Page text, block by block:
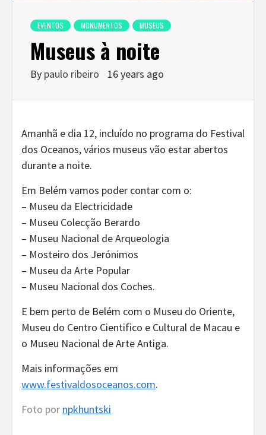
EVENTOS MONUMENTOS MUSEUS
Museus à noite
By paulo ribeiro 16 years ago
Amanhã e dia 12, incluído no programa do Festival
dos Oceanos, vários museus vão estar abertos
durante a noite.
Em Belém vamos poder contar com o:
– Museu da Electricidade
– Museu Colecção Berardo
– Museu Nacional de Arqueologia
– Mosteiro dos Jerónimos
– Museu da Arte Popular
– Museu Nacional dos Coches.
E bem perto de Belém com o Museu do Oriente,
Museu do Centro Cientifico e Cultural de Macau e
o Museu Nacional de Arte Antiga.
Mais informações em
www.festivaldosoceanos.com.
Foto por npkhuntski